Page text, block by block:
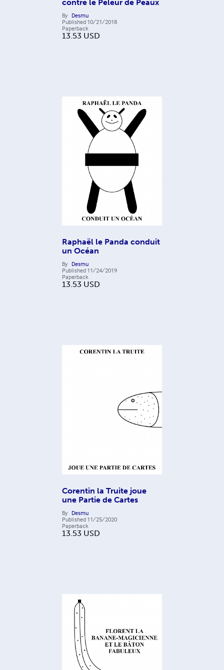
contre le Peleur de Peaux
By Desmu
Published 10/21/2018
Paperback
13.53 USD
Raphaël le Panda conduit
un Océan
By Desmu
Published 11/24/2019
Paperback
13.53 USD
Corentin la Truite joue
une Partie de Cartes
By Desmu
Published 11/25/2020
Paperback
13.53 USD